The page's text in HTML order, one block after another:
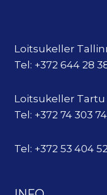
Loitsukeller
Tel: +372 644 28
Loitsukeller Tartu
Tel: +372 74 303 74
Tel: +372 53 404